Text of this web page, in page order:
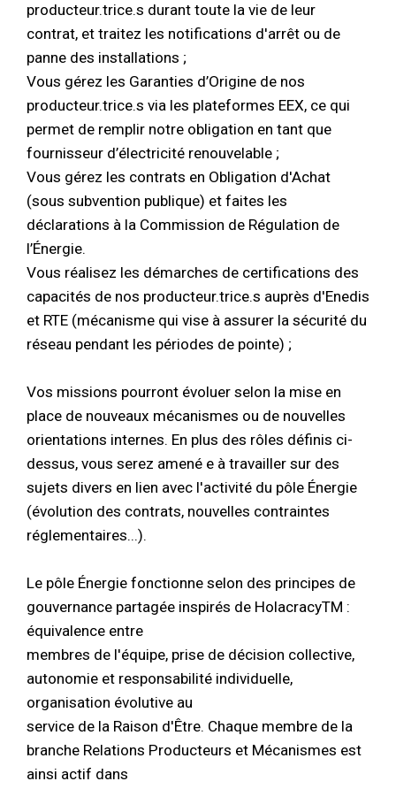
producteur.trice.s durant toute la vie de leur
contrat, et traitez les notifications d'arrêt ou de
panne des installations ;
Vous gérez les Garanties d’Origine de nos
producteur.trice.s via les plateformes EEX, ce qui
permet de remplir notre obligation en tant que
fournisseur d’électricité renouvelable ;
Vous gérez les contrats en Obligation d'Achat
(sous subvention publique) et faites les
déclarations à la Commission de Régulation de
l’Énergie.
Vous réalisez les démarches de certifications des
capacités de nos producteur.trice.s auprès d'Enedis
et RTE (mécanisme qui vise à assurer la sécurité du
réseau pendant les périodes de pointe) ;
Vos missions pourront évoluer selon la mise en
place de nouveaux mécanismes ou de nouvelles
orientations internes. En plus des rôles définis ci-
dessus, vous serez amené e à travailler sur des
sujets divers en lien avec l'activité du pôle Énergie
(évolution des contrats, nouvelles contraintes
réglementaires...).
Le pôle Énergie fonctionne selon des principes de
gouvernance partagée inspirés de HolacracyTM :
équivalence entre
membres de l'équipe, prise de décision collective,
autonomie et responsabilité individuelle,
organisation évolutive au
service de la Raison d'Être. Chaque membre de la
branche Relations Producteurs et Mécanismes est
ainsi actif dans